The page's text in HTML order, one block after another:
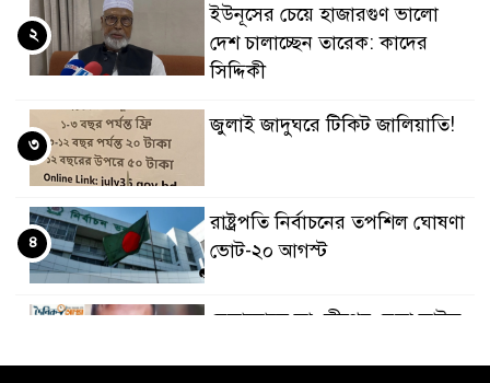
ইউনূসের চেয়ে হাজারগুণ ভালো
দেশ চালাচ্ছেন তারেক: কাদের
সিদ্দিকী
২
জুলাই জাদুঘরে টিকিট জালিয়াতি!
৩
রাষ্ট্রপতি নির্বাচনের তপশিল ঘোষণা
ভোট-২০ আগস্ট
৪
বেলাবোতে আ. লীগের নেতা আটক